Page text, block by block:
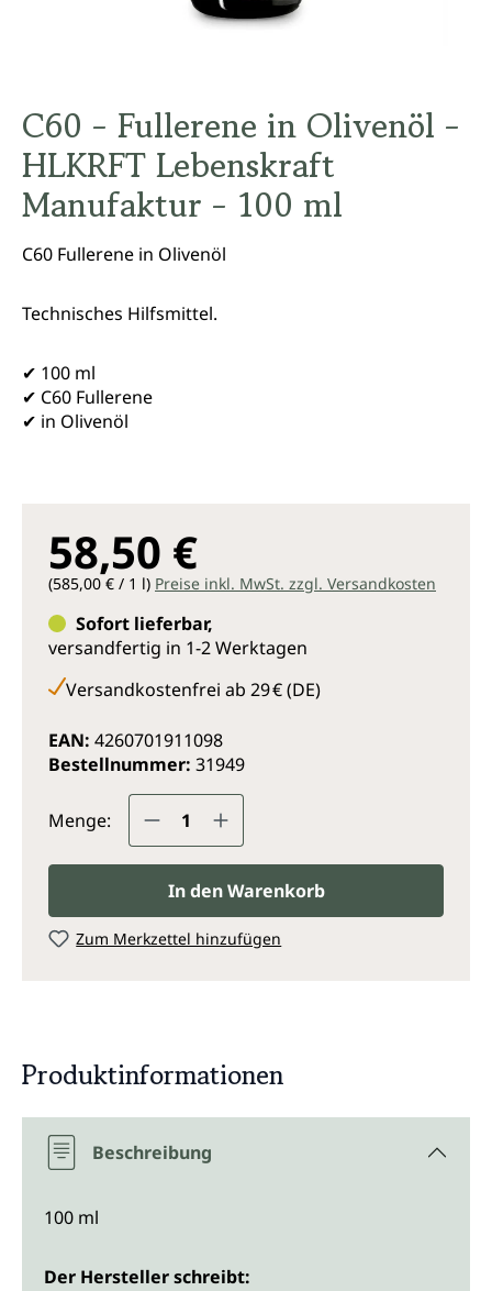
C60 - Fullerene in Olivenöl -
HLKRFT Lebenskraft
Manufaktur - 100 ml
C60 Fullerene in Olivenöl
Technisches Hilfsmittel.
✔ 100 ml
✔ C60 Fullerene
✔ in Olivenöl
58,50 €
(585,00 € / 1 l) Preise inkl. MwSt. zzgl. Versandkosten
Sofort lieferbar,
versandfertig in 1-2 Werktagen
Versandkostenfrei ab 29 € (DE)
EAN: 4260701911098
Bestellnummer: 31949
Menge: Produkt Anzahl: Gib den
In den Warenkorb
Zum Merkzettel hinzufügen
Produktinformationen
Beschreibung
100 ml
Der Hersteller schreibt: